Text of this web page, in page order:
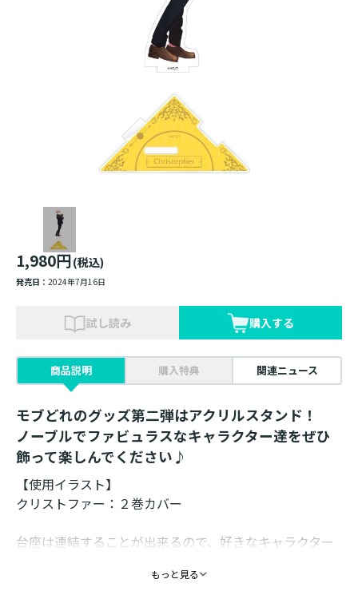
1,980円(税込)
発売日： 2024年7月16日
試し読み 購入する
商品説明 購入特典 関連ニュース
モブどれのグッズ第二弾はアクリルスタンド！
ノーブルでファビュラスなキャラクター達をぜひ
飾って楽しんでください♪
【使用イラスト】
クリストファー：２巻カバー
台座は連結することが出来るので、好きなキャラクター
全種揃えて繋げると、攻略対象達にモテモテなエリザベ
もっと見る